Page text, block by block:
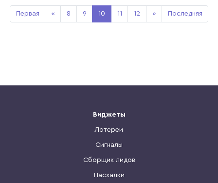
Первая « 8 9 10 11 12 » Последняя
Виджеты
Лотереи
Сигналы
Сборщик лидов
Пасхалки